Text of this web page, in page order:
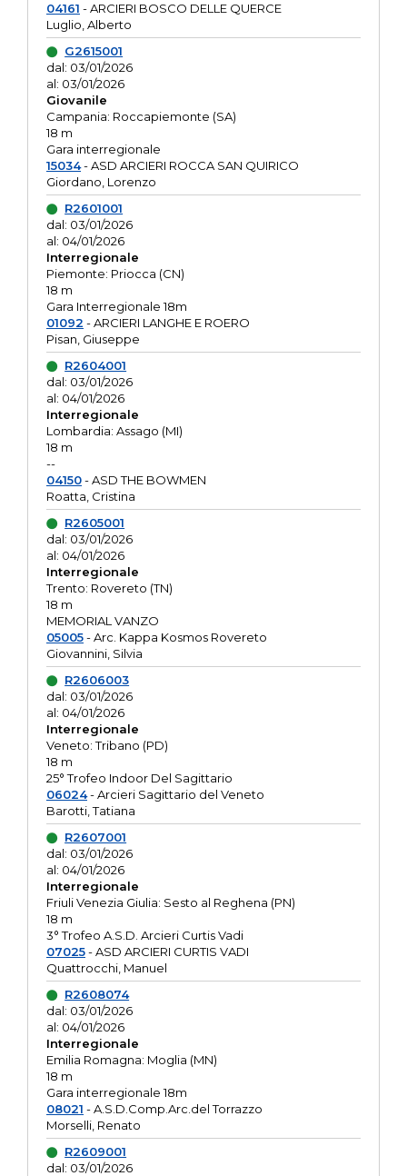
04161 - ARCIERI BOSCO DELLE QUERCE
Luglio, Alberto
G2615001
dal: 03/01/2026
al: 03/01/2026
Giovanile
Campania: Roccapiemonte (SA)
18 m
Gara interregionale
15034- ASD ARCIERI ROCCA SAN QUIRICO
Giordano, Lorenzo
R2601001
dal: 03/01/2026
al: 04/01/2026
Interregionale
Piemonte: Priocca (CN)
18 m
Gara Interregionale 18m
01092 - ARCIERI LANGHE E ROERO
Pisan, Giuseppe
R2604001
dal: 03/01/2026
al: 04/01/2026
Interregionale
Lombardia: Assago (MI)
18 m
--
04150- ASD THE BOWMEN
Roatta, Cristina
R2605001
dal: 03/01/2026
al: 04/01/2026
Interregionale
Trento: Rovereto (TN)
18 m
MEMORIAL VANZO
05005- Arc. Kappa Kosmos Rovereto
Giovannini, Silvia
R2606003
dal: 03/01/2026
al: 04/01/2026
Interregionale
Veneto: Tribano (PD)
18 m
25° Trofeo Indoor Del Sagittario
06024- Arcieri Sagittario del Veneto
Barotti, Tatiana
R2607001
dal: 03/01/2026
al: 04/01/2026
Interregionale
Friuli Venezia Giulia: Sesto al Reghena (PN)
18 m
3° Trofeo A.S.D. Arcieri Curtis Vadi
07025- ASD ARCIERI CURTIS VADI
Quattrocchi, Manuel
R2608074
dal: 03/01/2026
al: 04/01/2026
Interregionale
Emilia Romagna: Moglia (MN)
18 m
Gara interregionale 18m
08021 - A.S.D.Comp.Arc.del Torrazzo
Morselli, Renato
R2609001
dal: 03/01/2026